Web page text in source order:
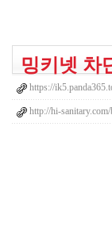
밍키넷 차
https://
http://hi-